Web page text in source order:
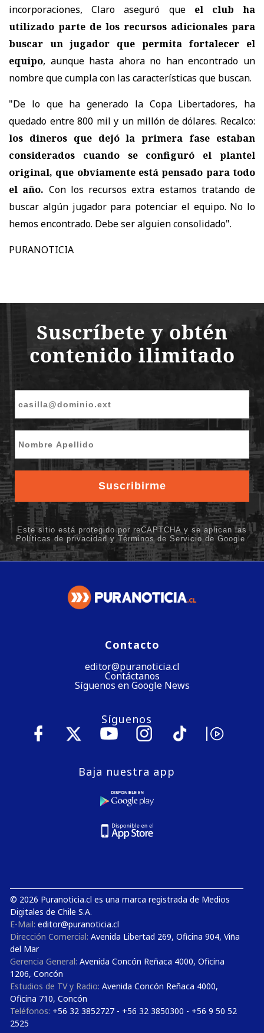
incorporaciones, Claro aseguró que el club ha
utilizado parte de los recursos adicionales para
buscar un jugador que permita fortalecer el
equipo, aunque hasta ahora no han encontrado un
nombre que cumpla con las características que buscan.
"De lo que ha generado la Copa Libertadores, ha
quedado entre 800 mil y un millón de dólares. Recalco:
los dineros que dejó la primera fase estaban
considerados cuando se configuró el plantel
original, que obviamente está pensado para todo
el año. Con los recursos extra estamos tratando de
buscar algún jugador para potenciar el equipo. No lo
hemos encontrado. Debe ser alguien consolidado".
PURANOTICIA
Contacto
editor@puranoticia.cl
Contáctanos
Síguenos en Google News
Síguenos
Baja nuestra app
© 2026 Puranoticia.cl es una marca registrada de Medios
Digitales de Chile S.A.
E-Mail: editor@puranoticia.cl
Dirección Comercial: Avenida Libertad 269, Oficina 904, Viña
del Mar
Gerencia General: Avenida Concón Reñaca 4000, Oficina
1206, Concón
Estudios de TV y Radio: Avenida Concón Reñaca 4000,
Oficina 710, Concón
Teléfonos: +56 32 3852727 - +56 32 3850300 - +56 9 50 52
2525